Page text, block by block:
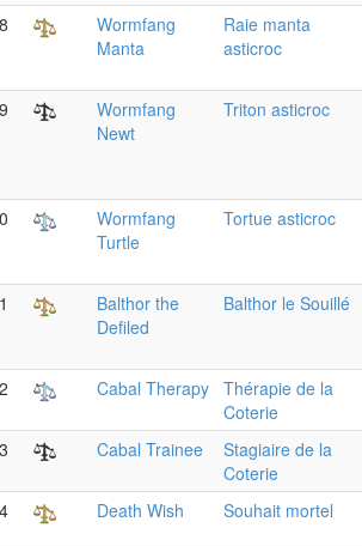
Wormfang
Manta
Raie manta
asticroc
Wormfang
Newt
Triton asticroc
Wormfang
Turtle
Tortue asticroc
Balthor the
Defiled
Balthor le Souillé
Cabal Therapy Thérapie de la
Coterie
Cabal Trainee
Stagiaire de la
Coterie
Death Wish Souhait mortel